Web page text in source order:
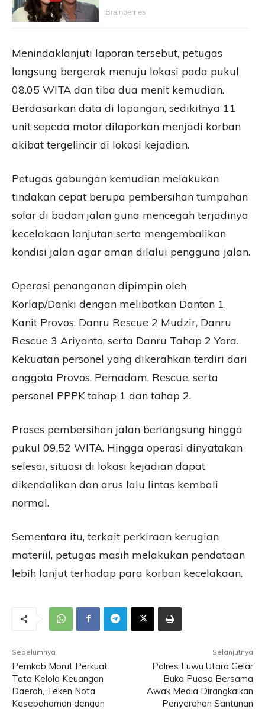
Menindaklanjuti laporan tersebut, petugas
langsung bergerak menuju lokasi pada pukul
08.05 WITA dan tiba dua menit kemudian.
Berdasarkan data di lapangan, sedikitnya 11
unit sepeda motor dilaporkan menjadi korban
akibat tergelincir di lokasi kejadian.
Petugas gabungan kemudian melakukan
tindakan cepat berupa pembersihan tumpahan
solar di badan jalan guna mencegah terjadinya
kecelakaan lanjutan serta mengembalikan
kondisi jalan agar aman dilalui pengguna jalan.
Operasi penanganan dipimpin oleh
Korlap/Danki dengan melibatkan Danton 1,
Kanit Provos, Danru Rescue 2 Mudzir, Danru
Rescue 3 Ariyanto, serta Danru Tahap 2 Yora.
Kekuatan personel yang dikerahkan terdiri dari
anggota Provos, Pemadam, Rescue, serta
personel PPPK tahap 1 dan tahap 2.
Proses pembersihan jalan berlangsung hingga
pukul 09.52 WITA. Hingga operasi dinyatakan
selesai, situasi di lokasi kejadian dapat
dikendalikan dan arus lalu lintas kembali
normal.
Sementara itu, terkait perkiraan kerugian
materiil, petugas masih melakukan pendataan
lebih lanjut terhadap para korban kecelakaan.
Sebelumnya
Pemkab Morut Perkuat
Tata Kelola Keuangan
Daerah, Teken Nota
Kesepahaman dengan
Selanjutnya
Polres Luwu Utara Gelar
Buka Puasa Bersama
Awak Media Dirangkaikan
Penyerahan Santunan